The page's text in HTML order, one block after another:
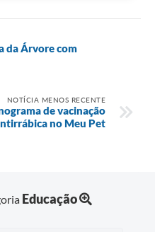
da Árvore com
NOTÍCIA MENOS RECENTE
de vacinação
no Meu Pet
Educação